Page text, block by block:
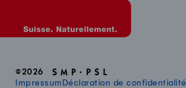
©2026
Impressum Déclaration de confidentialité